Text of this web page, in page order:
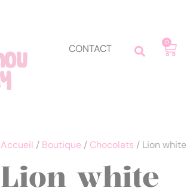
CONTACT
0
Accueil / Boutique / Chocolats / Lion white
Lion white